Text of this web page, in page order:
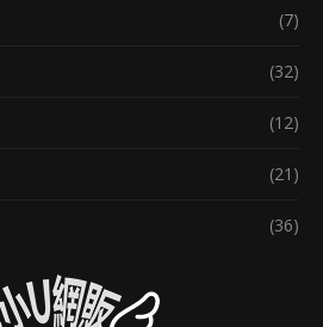
(7)
(32)
(12)
(21)
(36)